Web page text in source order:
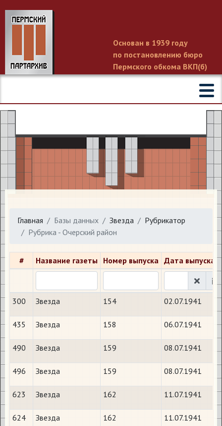
Основан в 1939 году
по постановлению бюро
Пермского обкома ВКП(б)
Главная Базы данных Звезда
Рубрикатор
Рубрика - Очерский район
# Название газеты Номер выпуска Дата выпуска
300 Звезда 154 02.07.1941
435 Звезда 158 06.07.1941
490 Звезда 159 08.07.1941
496 Звезда 159 08.07.1941
623 Звезда 162 11.07.1941
624 Звезда 162 11.07.1941